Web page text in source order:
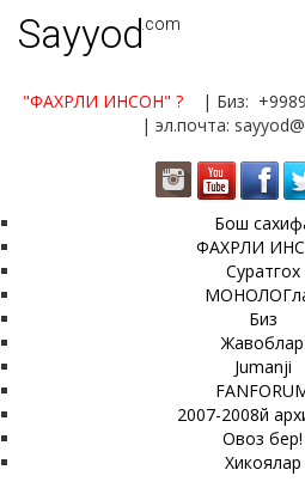
Sayyod.com
"ФАХРЛИ ИНСОН" ?
| Биз:
| эл.почта:
Бош
ФАХРЛИ
Суратгох
Биз
Жавоблар
Jumanji
2007-2008й
Овоз бер!
Хикоялар